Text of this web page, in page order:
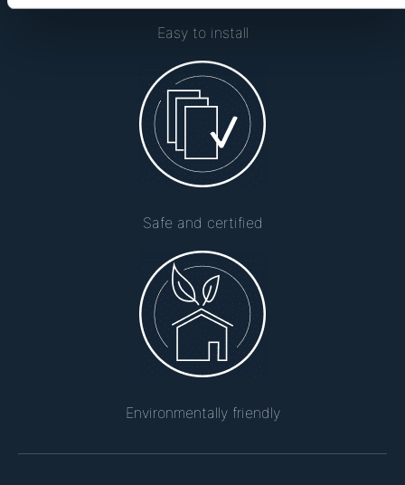
Easy to install
Safe and certified
Environmentally friendly